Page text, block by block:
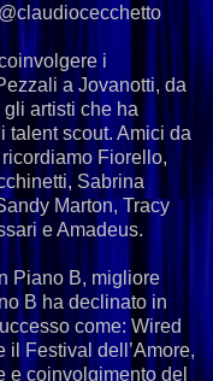
i
a Jovanotti, da
artisti che ha
talent scout. Amici da
Fiorello,
Sabrina
Marton, Tracy
e Amadeus.
Piano B, migliore
B ha declinato in
come: Wired
il Festival dell’Amore,
e coinvolgimento del